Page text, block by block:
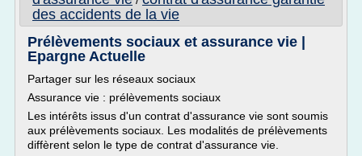
des accidents de la vie
Prélèvements sociaux et assurance vie |
Epargne Actuelle
Partager sur les réseaux sociaux
Assurance vie : prélèvements sociaux
Les intérêts issus d'un contrat d'assurance vie sont soumis
aux prélèvements sociaux. Les modalités de prélèvements
diffèrent selon le type de contrat d'assurance vie.